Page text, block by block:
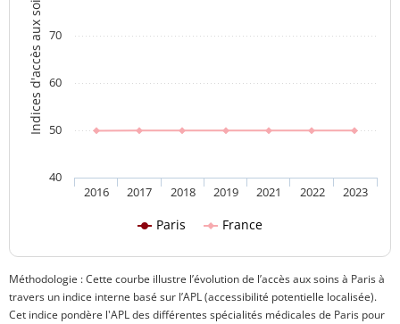
Indices d'accès aux soins
Paris France
2016 2017 2018 2019 2021 2022 2023
40
50
60
70
Méthodologie : Cette courbe illustre l’évolution de l’accès aux soins à Paris à
travers un indice interne basé sur l’APL (accessibilité potentielle localisée).
Cet indice pondère l'APL des différentes spécialités médicales de Paris pour